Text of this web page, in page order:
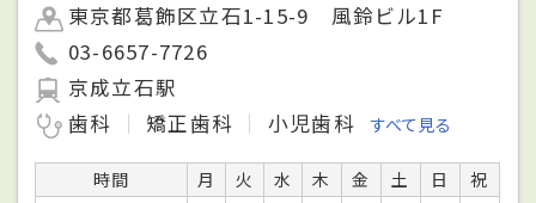
東京都葛飾区立石1-15-9 風鈴ビル1F
03-6657-7726
京成立石駅
歯科
矯正歯科 小児歯科 すべて見る
時間 月 火 水 木 金 土 日
祝